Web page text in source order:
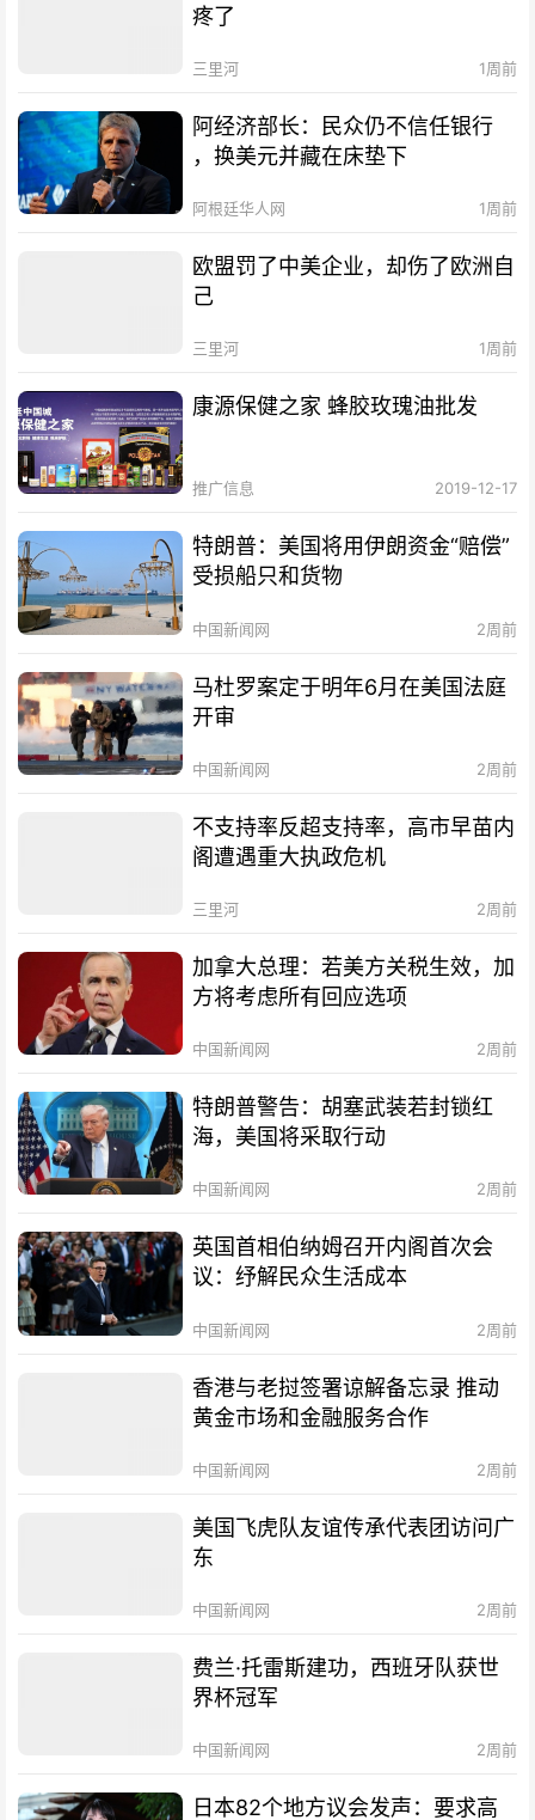
疼了
三里河 1周前
阿经济部长：民众仍不信任银行
，换美元并藏在床垫下
阿根廷华人网 1周前
欧盟罚了中美企业，却伤了欧洲自
己
三里河 1周前
康源保健之家 蜂胶玫瑰油批发
推广信息 2019-12-17
特朗普：美国将用伊朗资金“赔偿”
受损船只和货物
中国新闻网 2周前
马杜罗案定于明年6月在美国法庭
开审
中国新闻网 2周前
不支持率反超支持率，高市早苗内
阁遭遇重大执政危机
三里河 2周前
加拿大总理：若美方关税生效，加
方将考虑所有回应选项
中国新闻网 2周前
特朗普警告：胡塞武装若封锁红
海，美国将采取行动
中国新闻网 2周前
英国首相伯纳姆召开内阁首次会
议：纾解民众生活成本
中国新闻网 2周前
香港与老挝签署谅解备忘录 推动
黄金市场和金融服务合作
中国新闻网 2周前
美国飞虎队友谊传承代表团访问广
东
中国新闻网 2周前
费兰·托雷斯建功，西班牙队获世
界杯冠军
中国新闻网 2周前
日本82个地方议会发声：要求高